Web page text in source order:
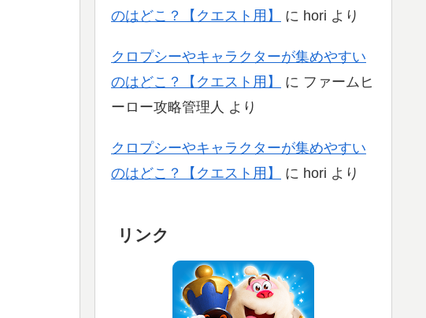
のはどこ？【クエスト用】
に hori より
クロプシーやキャラクターが集めやすい
のはどこ？【クエスト用】
に ファームヒ
ーロー攻略管理人 より
クロプシーやキャラクターが集めやすい
のはどこ？【クエスト用】
に hori より
リンク